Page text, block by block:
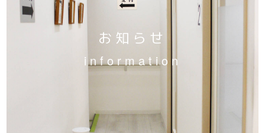
お知らせ
information